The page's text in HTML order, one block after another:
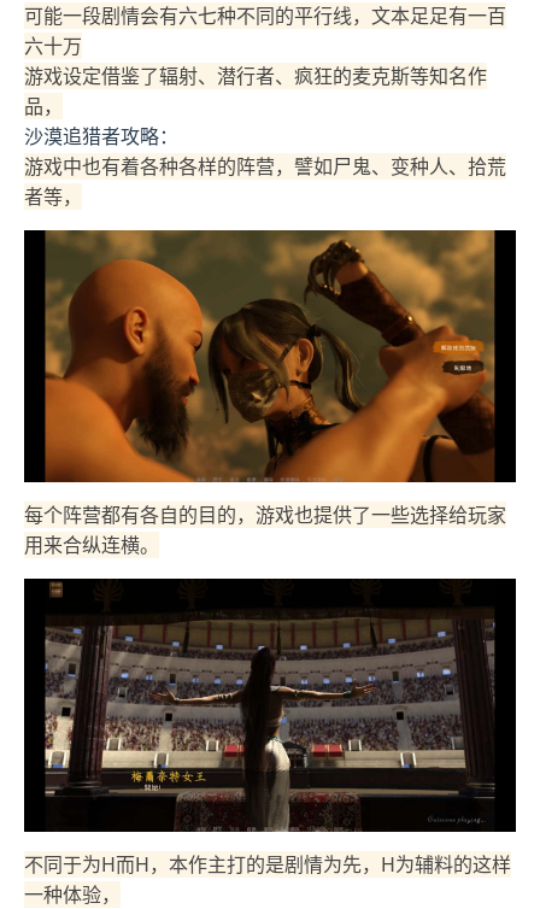
可能一段剧情会有六七种不同的平行线，文本足足有一百
六十万
游戏设定借鉴了辐射、潜行者、疯狂的麦克斯等知名作
品，
沙漠追猎者攻略：
游戏中也有着各种各样的阵营，譬如尸鬼、变种人、拾荒
者等，
每个阵营都有各自的目的，游戏也提供了一些选择给玩家
用来合纵连横。
不同于为H而H，本作主打的是剧情为先，H为辅料的这样
一种体验，